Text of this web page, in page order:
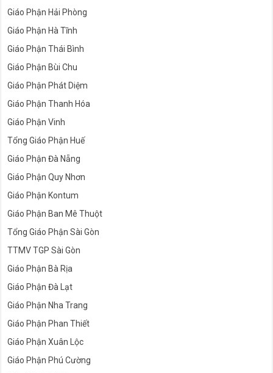
Giáo Phận Hải Phòng
Giáo Phận Hà Tĩnh
Giáo Phận Thái Bình
Giáo Phận Bùi Chu
Giáo Phận Phát Diệm
Giáo Phận Thanh Hóa
Giáo Phận Vinh
Tổng Giáo Phận Huế
Giáo Phận Đà Nẵng
Giáo Phận Quy Nhơn
Giáo Phận Kontum
Giáo Phận Ban Mê Thuột
Tổng Giáo Phận Sài Gòn
TTMV TGP Sài Gòn
Giáo Phận Bà Rịa
Giáo Phận Đà Lạt
Giáo Phận Nha Trang
Giáo Phận Phan Thiết
Giáo Phận Xuân Lộc
Giáo Phận Phú Cường